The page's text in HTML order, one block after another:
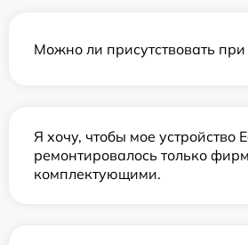
Можно ли присутствовать при
Я хочу, чтобы мое устройство
ремонтировалось только
комплектующими.